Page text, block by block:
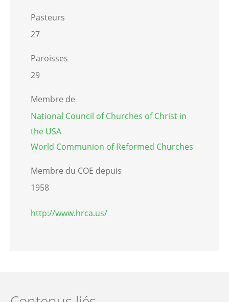
Pasteurs
27
Paroisses
29
Membre de
National Council of Churches of Christ in
the USA
World Communion of Reformed Churches
Membre du COE depuis
1958
http://www.hrca.us/